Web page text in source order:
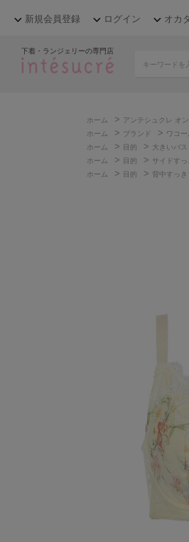
新規会員登録 ログイン オカ
下着・ランジェリーの専門店
ホーム > アンテシュクレ オ
ホーム
> ブランド > ワコー
ホーム
> 目的 >
大きいバ
ホーム
> 目的 > サイドすっ
ホーム
> 目的 > 背中すっき